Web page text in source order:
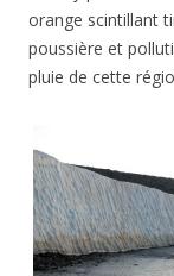
orange scintillant
poussière et
pluie de cette